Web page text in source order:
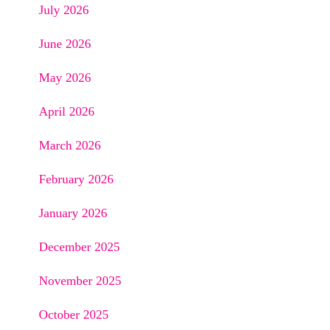
July 2026
June 2026
May 2026
April 2026
March 2026
February 2026
January 2026
December 2025
November 2025
October 2025